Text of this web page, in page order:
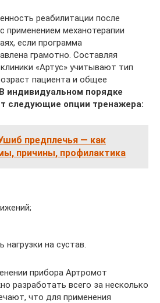
реабилитации после
применением механотерапии
если программа
грамотно. Составляя
«Артус» учитывают тип
пациента и общее
В индивидуальном порядке
следующие опции тренажера:
предплечья — как
причины, профилактика
нагрузки на сустав.
прибора Артромот
разработать всего за несколько
что для применения